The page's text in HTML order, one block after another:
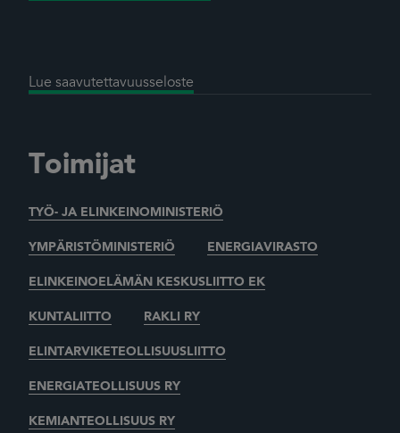
Lue saavutettavuusseloste
Toimijat
TYÖ- JA ELINKEINOMINISTERIÖ
YMPÄRISTÖMINISTERIÖ ENERGIAVIRASTO
ELINKEINOELÄMÄN KESKUSLIITTO EK
KUNTALIITTO RAKLI RY
ELINTARVIKETEOLLISUUSLIITTO
ENERGIATEOLLISUUS RY
KEMIANTEOLLISUUS RY